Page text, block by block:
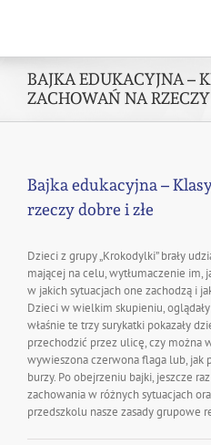
BAJKA EDUKACYJNA –
ZACHOWAŃ NA
Bajka edukacyjna –
rzeczy dobre i złe
Dzieci z grupy „Krokodylki” brały
mającej na celu, wytłumaczenie im,
w jakich sytuacjach one zachodzą i
Dzieci w wielkim skupieniu, oglądały
właśnie te trzy surykatki pokazały
przechodzić przez ulicę, czy można
wywieszona czerwona flaga lub, jak
burzy. Po obejrzeniu bajki, jeszcze
zachowania w różnych sytuacjach
przedszkolu nasze zasady grupowe